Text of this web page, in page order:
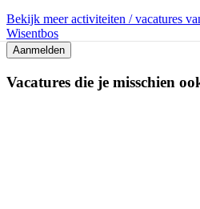
Bekijk meer activiteiten / vacatures
Wisentbos
Aanmelden
Vacatures die je misschien